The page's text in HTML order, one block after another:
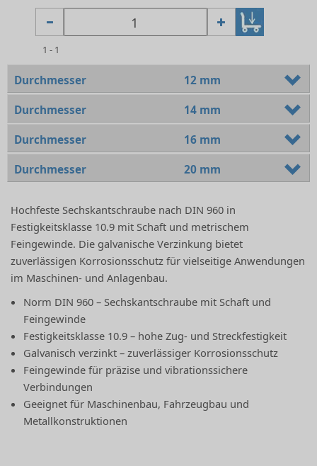
1 - 1
Durchmesser 12 mm
Durchmesser 14 mm
Durchmesser 16 mm
Durchmesser 20 mm
Hochfeste Sechskantschraube nach DIN 960 in
Festigkeitsklasse 10.9 mit Schaft und metrischem
Feingewinde. Die galvanische Verzinkung bietet
zuverlässigen Korrosionsschutz für vielseitige Anwendungen
im Maschinen- und Anlagenbau.
Norm DIN 960 – Sechskantschraube mit Schaft und
Feingewinde
Festigkeitsklasse 10.9 – hohe Zug- und Streckfestigkeit
Galvanisch verzinkt – zuverlässiger Korrosionsschutz
Feingewinde für präzise und vibrationssichere
Verbindungen
Geeignet für Maschinenbau, Fahrzeugbau und
Metallkonstruktionen